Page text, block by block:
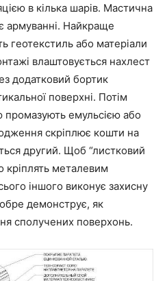
в кілька шарів. Мастична
армуванні. Найкраще
геотекстиль або матеріали
влаштовується нахлест
додатковий бортик
поверхні. Потім
промазують емульсією або
скріплює кошти на
другий. Щоб “листковий
кріплять металевим
іншого виконує захисну
демонструє, як
сполучених поверхонь.